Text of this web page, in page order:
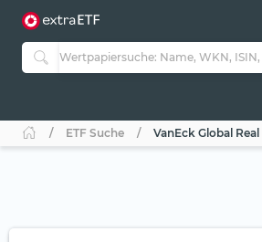
ETF-Guide 2.0
Guide Aktive ETFs
ETF-Sparpläne
ETF Suche VanEck Global Real